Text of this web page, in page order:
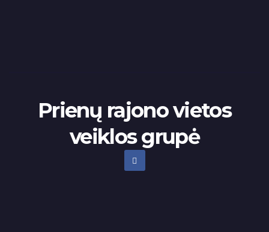
Prienų rajono vietos
veiklos grupė